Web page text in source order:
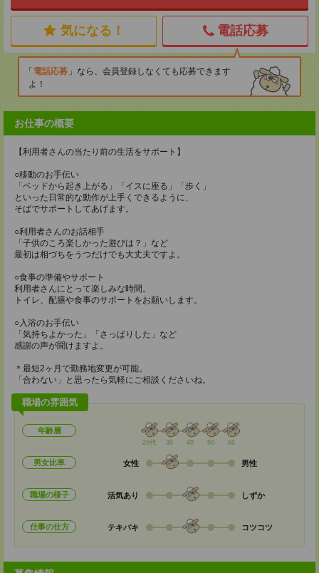
気になる！ 電話応募
電話応募
なら、会員登録しなくても応募できます
よ！
お仕事の概要
【利用者さんの当たり前の生活をサポート】
○移動のお手伝い
「ベッドから起き上がる」「イスに座る」「歩く」
といった日常的な動作が上手くできるように、
そばでサポートしてあげます。
○利用者さんのお話相手
「子供のころ楽しかった遊びは？」など
最初は相づちをうつだけでも大丈夫ですよ。
○食事の準備やサポート
利用者さんにとって楽しみな時間。
トイレ、配膳や食事のサポートをお願いします。
○入浴のお手伝い
「気持ちよかった」「さっぱりした」など
感謝の声が聞けますよ。
＊最短2ヶ月で勤務地変更が可能。
「合わない」と思ったら気軽にご相談くださいね。
職場の雰囲気
年齢層
20代 30 40 50 60
男女比率 女性 男性
職場の様子 活気あり しずか
仕事の仕方 テキパキ コツコツ